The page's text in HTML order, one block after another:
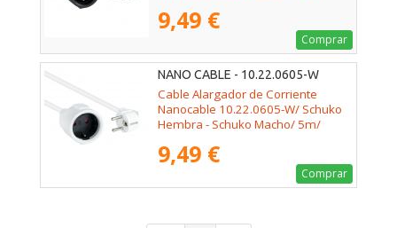
9,49 €
Comprar
NANO CABLE - 10.22.0605-W
Cable Alargador de Corriente
Nanocable 10.22.0605-W/ Schuko
Hembra - Schuko Macho/ 5m/
9,49 €
Comprar